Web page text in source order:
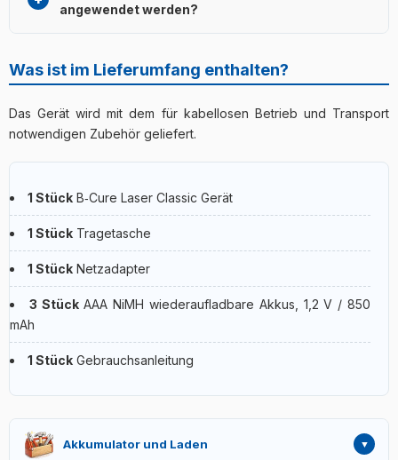
Stellen Sie die Behandlungszeit nicht nach Gefühl,
sondern nach Hersteller‑ und problemspezifischer
angewendet werden?
Belastungsprogramm und anderen physikalischen
Methoden eingesetzt werden. Reihenfolge und Häufigkeit
anzupassen.
Was ist im Lieferumfang enthalten?
Das Gerät wird mit dem für kabellosen Betrieb und Transport
notwendigen Zubehör geliefert.
1 Stück B‑Cure Laser Classic Gerät
1 Stück Tragetasche
1 Stück Netzadapter
3 StückAAA NiMH wiederaufladbare Akkus, 1,2 V / 850
mAh
1 Stück Gebrauchsanleitung
Akkumulator und Laden